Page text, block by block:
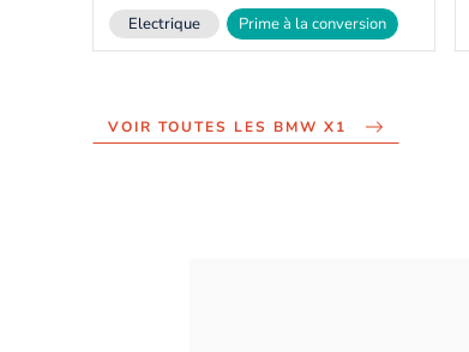
Electrique Prime à la conversion
VOIR TOUTES LES BMW X1